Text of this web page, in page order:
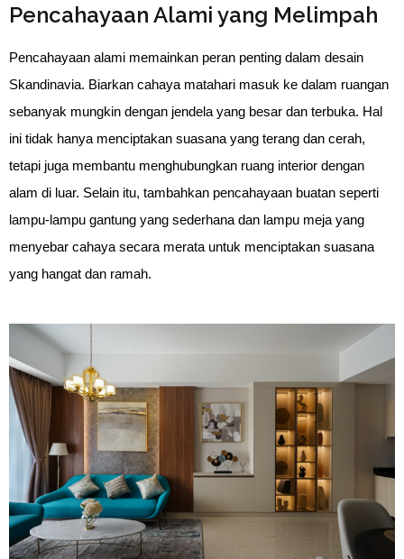
Pencahayaan Alami yang Melimpah
Pencahayaan alami memainkan peran penting dalam desain
Skandinavia. Biarkan cahaya matahari masuk ke dalam ruangan
sebanyak mungkin dengan jendela yang besar dan terbuka. Hal
ini tidak hanya menciptakan suasana yang terang dan cerah,
tetapi juga membantu menghubungkan ruang interior dengan
alam di luar. Selain itu, tambahkan pencahayaan buatan seperti
lampu-lampu gantung yang sederhana dan lampu meja yang
menyebar cahaya secara merata untuk menciptakan suasana
yang hangat dan ramah.